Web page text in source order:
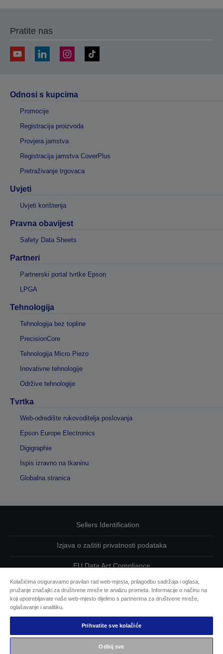
Pratite nas
Odnosi s kupcima
Promocije
Registracija proizvoda
Provjera jamstva
Registracija jamstva CoverPlus
Pretraživanje trgovaca
Uvjeti
Uvjeti korištenja
Pravna obavijest
Safety Data Sheets
Partneri
Partnerski portal tvrtke Epson
LPGA
Tehnologija
Tehnologija bez topline
PrecisionCore
Tehnologija Micro Piezo
Inovativne tehnologije
Održive tehnologije
Tvrtka
Web-odredište rukovoditelja poslovanja
Epson Europe Electronics
Digigraphie
Ispis izravno na tkaninu
Globalna stranica
Sellers Identification
Izjava o zaštiti privatnosti podataka
EU Data Act Compliance
Kontaktirajte nas u vezi svojih podataka
Epsonova predanost pristupačnosti
Kolačićima osiguravamo pravilan rad web-mjesta, prilagodbu sadržaja i oglasa,
pružanje značajki za društvene mreže te analizu prometa. Informacije o načinu na
koji upotrebljavate naše web-mjesto dijelimo s partnerima za društvene mreže,
oglašavanje i analitiku.
Prihvatite sve kolačiće
Odbij sve